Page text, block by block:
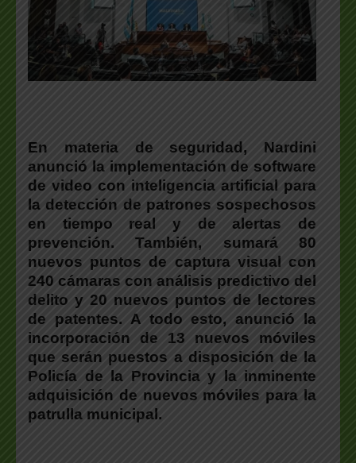
En materia de seguridad, Nardini
anunció la implementación de software
de video con inteligencia artificial para
la detección de patrones sospechosos
en tiempo real y de alertas de
prevención. También, sumará 80
nuevos puntos de captura visual con
240 cámaras con análisis predictivo del
delito y 20 nuevos puntos de lectores
de patentes. A todo esto, anunció la
incorporación de 13 nuevos móviles
que serán puestos a disposición de la
Policía de la Provincia y la inminente
adquisición de nuevos móviles para la
patrulla municipal.